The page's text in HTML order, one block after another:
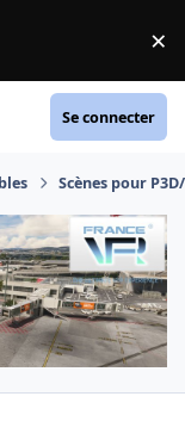
×
Se connecter
Scènes pour